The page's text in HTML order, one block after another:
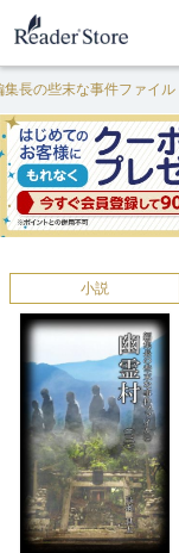
集長の些末な事件ファイル
小説